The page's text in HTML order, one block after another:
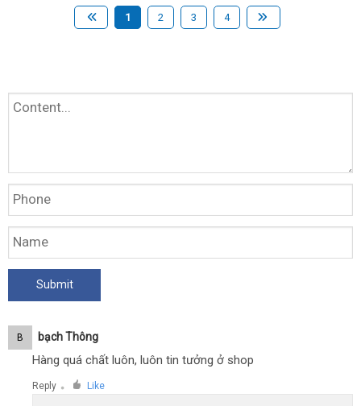
1 2 3 4
B Bạch Thông
Hàng quá chất luôn, luôn tin tưởng ở shop
Reply ● Like